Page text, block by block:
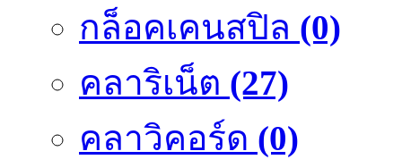
กล็อคเคนสปิล (0)
คลาริเน็ต (27)
คลาวิคอร์ด (0)